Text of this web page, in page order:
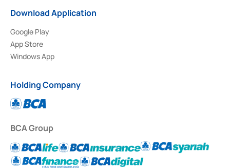
Download Application
Google Play
App Store
Windows App
Holding Company
BCA Group